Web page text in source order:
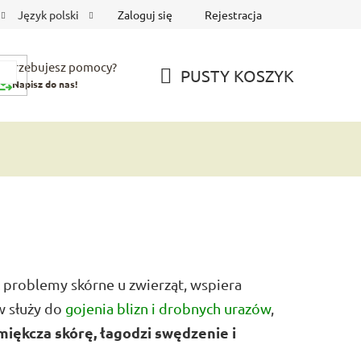
Język polski Zaloguj się Rejestracja
Potrzebujesz pomocy?
Napisz do nas! PUSTY KOSZYK
skórne u zwierząt, wspiera
służy do gojenia blizn i drobnych urazów,
skórę, łagodzi swędzenie i